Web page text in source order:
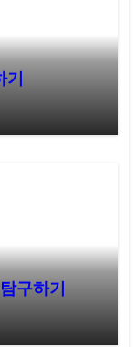
구하기